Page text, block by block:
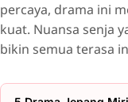
percaya, drama ini
kuat. Nuansa senja
bikin semua terasa